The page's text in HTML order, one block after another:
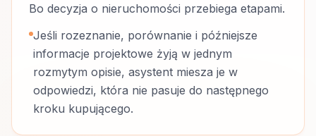
Bo decyzja o nieruchomości przebiega etapami.
Jeśli rozeznanie, porównanie i późniejsze
informacje projektowe żyją w jednym
rozmytym opisie, asystent miesza je w
odpowiedzi, która nie pasuje do następnego
kroku kupującego.